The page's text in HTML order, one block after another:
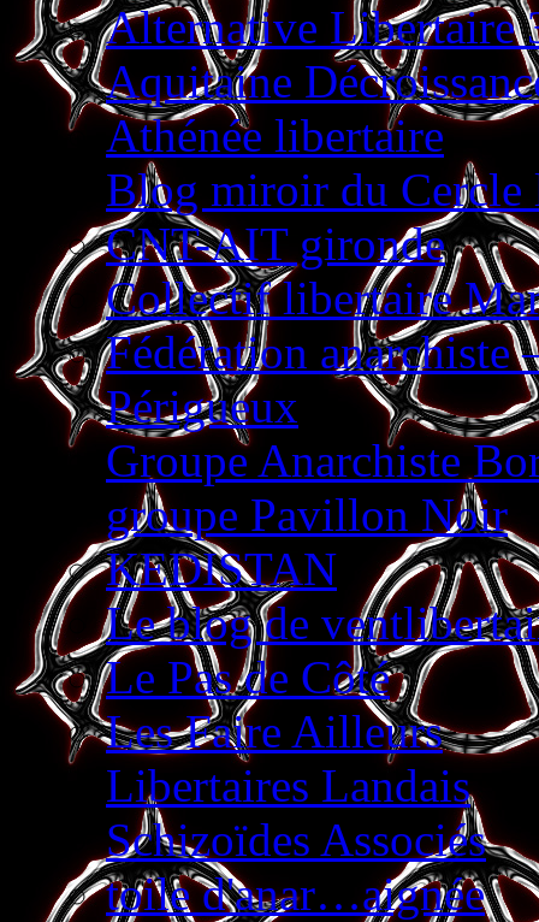
Alternative Libertaire
Aquitaine
Athénée libertaire
Blog miroir du Cercle
CNT-AIT gironde
Collectif libertaire
Fédération anarchiste
Périgueux
Groupe Anarchiste
groupe Pavillon Noir
KEDISTAN
Le blog de
Le Pas de Côté
Les Faire Ailleurs
Libertaires Landais
Schizoïdes Associés
toile d'anar…aignée